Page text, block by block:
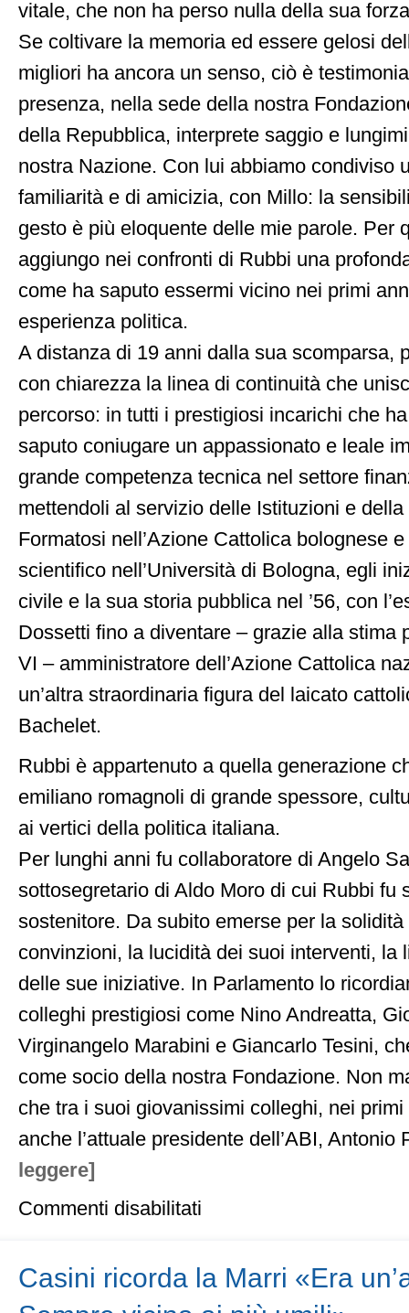
vitale, che non ha perso nulla della sua
Se coltivare la memoria ed essere gelosi
migliori ha ancora un senso, ciò è
presenza, nella sede della nostra
della Repubblica, interprete saggio e
nostra Nazione. Con lui abbiamo condiviso
familiarità e di amicizia, con Millo: la
gesto è più eloquente delle mie parole. Per
aggiungo nei confronti di Rubbi una
come ha saputo essermi vicino nei primi
esperienza politica.
A distanza di 19 anni dalla sua scomparsa,
con chiarezza la linea di continuità che
percorso: in tutti i prestigiosi incarichi che
saputo coniugare un appassionato e leale
grande competenza tecnica nel settore
mettendoli al servizio delle Istituzioni e
Formatosi nell’Azione Cattolica bolognese
scientifico nell’Università di Bologna, egli
civile e la sua storia pubblica nel ’56, con
Dossetti fino a diventare – grazie alla stima
VI – amministratore dell’Azione Cattolica
un’altra straordinaria figura del laicato
Bachelet.
Rubbi è appartenuto a quella generazione
emiliano romagnoli di grande spessore,
ai vertici della politica italiana.
Per lunghi anni fu collaboratore di Angelo
sottosegretario di Aldo Moro di cui Rubbi fu
sostenitore. Da subito emerse per la
convinzioni, la lucidità dei suoi interventi, la
delle sue iniziative. In Parlamento lo
colleghi prestigiosi come Nino Andreatta,
Virginangelo Marabini e Giancarlo Tesini,
come socio della nostra Fondazione. Non
che tra i suoi giovanissimi colleghi, nei primi
anche l’attuale presidente dell’ABI, Antonio
leggere]
Commenti disabilitati
“Economia
e
Casini ricorda la Marri «Era